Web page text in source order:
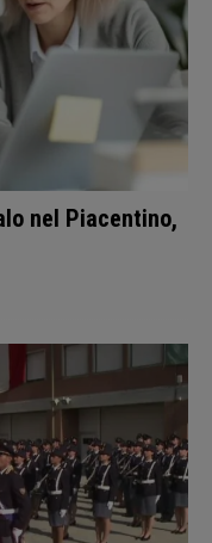
nel Piacentino,